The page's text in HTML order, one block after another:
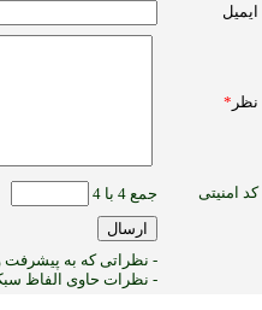
ایمیل
نظر *
کد امنیتی جمع 4 با 4
- نظراتی که به پیشرفت
- نظرات حاوی الفاظ سبک